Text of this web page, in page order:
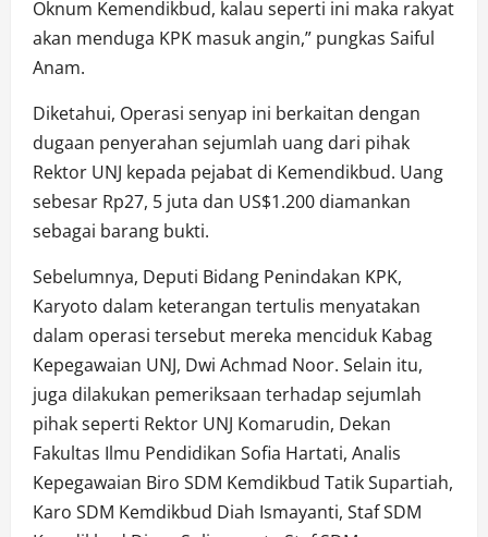
Oknum Kemendikbud, kalau seperti ini maka rakyat
akan menduga KPK masuk angin,” pungkas Saiful
Anam.
Diketahui, Operasi senyap ini berkaitan dengan
dugaan penyerahan sejumlah uang dari pihak
Rektor UNJ kepada pejabat di Kemendikbud. Uang
sebesar Rp27, 5 juta dan US$1.200 diamankan
sebagai barang bukti.
Sebelumnya, Deputi Bidang Penindakan KPK,
Karyoto dalam keterangan tertulis menyatakan
dalam operasi tersebut mereka menciduk Kabag
Kepegawaian UNJ, Dwi Achmad Noor. Selain itu,
juga dilakukan pemeriksaan terhadap sejumlah
pihak seperti Rektor UNJ Komarudin, Dekan
Fakultas Ilmu Pendidikan Sofia Hartati, Analis
Kepegawaian Biro SDM Kemdikbud Tatik Supartiah,
Karo SDM Kemdikbud Diah Ismayanti, Staf SDM